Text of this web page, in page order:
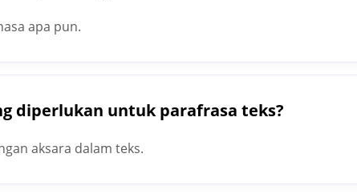
apa pun.
diperlukan untuk parafrasa teks?
aksara dalam teks.